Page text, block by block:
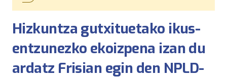
Hizkuntza gutxituetako ikus-
entzunezko ekoizpena izan du
ardatz Frisian egin den NPLD-